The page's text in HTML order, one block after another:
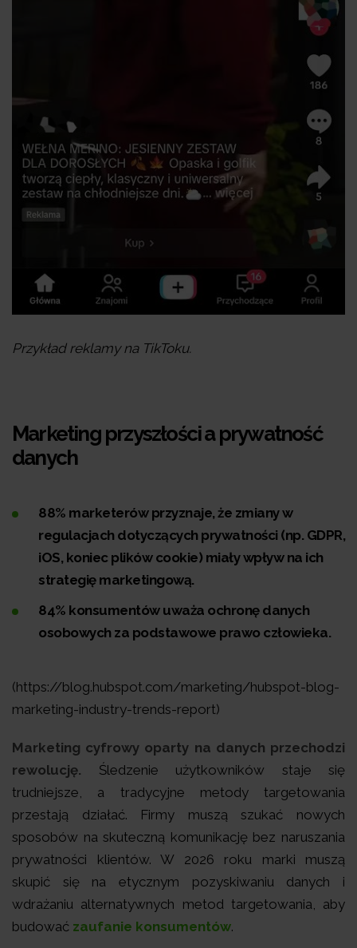
Przykład reklamy na TikToku.
Marketing przyszłości a prywatność
danych
88% marketerów przyznaje, że zmiany w
regulacjach dotyczących prywatności (np. GDPR,
iOS, koniec plików cookie) miały wpływ na ich
strategię marketingową.
84% konsumentów uważa ochronę danych
osobowych za podstawowe prawo człowieka.
(https://blog.hubspot.com/marketing/hubspot-blog-
marketing-industry-trends-report)
Marketing cyfrowy oparty na danych przechodzi
rewolucję. Śledzenie użytkowników staje się
trudniejsze, a tradycyjne metody targetowania
przestają działać. Firmy muszą szukać nowych
sposobów na skuteczną komunikację bez naruszania
prywatności klientów. W 2026 roku marki muszą
skupić się na etycznym pozyskiwaniu danych i
wdrażaniu alternatywnych metod targetowania, aby
budować zaufanie konsumentów.